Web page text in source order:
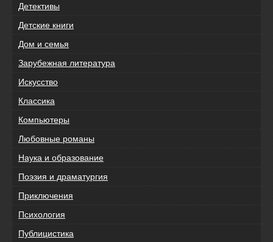
Детективы
Детские книги
Дом и семья
Зарубежная литература
Искусство
Классика
Компьютеры
Любовные романы
Наука и образование
Поэзия и драматургия
Приключения
Психология
Публицистика